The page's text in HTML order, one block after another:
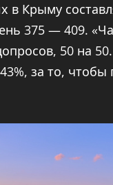
в Крыму
375 — 409.
50 на
за то, чтобы